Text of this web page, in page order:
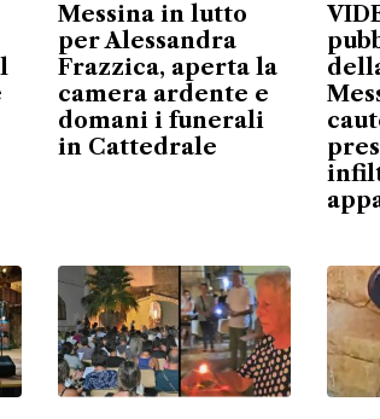
Messina in lutto
per Alessandra
Frazzica, aperta la
camera ardente e
domani i funerali
in Cattedrale